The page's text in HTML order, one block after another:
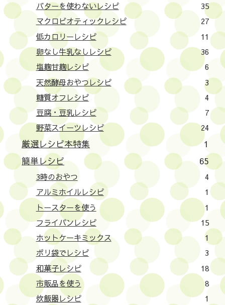
バターを使わないレシピ
35
マクロビオティックレシピ
27
低カロリーレシピ
11
卵なし牛乳なしレシピ
36
塩麹甘麹レシピ
6
天然酵母おやつレシピ
3
糖質オフレシピ
4
豆腐・豆乳レシピ
7
野菜スイーツレシピ
24
厳選レシピ本特集
1
簡単レシピ
65
3時のおやつ
4
アルミホイルレシピ
1
トースターを使う
1
フライパンレシピ
15
ホットケーキミックス
1
ポリ袋でレシピ
3
和菓子レシピ
18
市販品を使う
8
炊飯器レシピ
1